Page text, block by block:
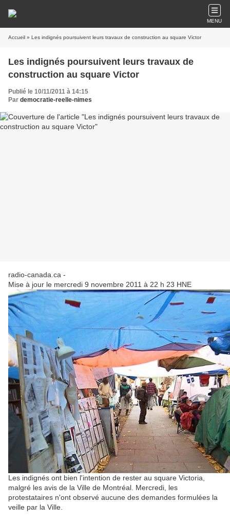
MENU
Accueil » Les indignés poursuivent leurs travaux de construction au square Victor
Les indignés poursuivent leurs travaux de
construction au square Victor
Publié le 10/11/2011 à 14:15
Par democratie-reelle-nimes
radio-canada.ca -
Mise à jour le mercredi 9 novembre 2011 à 22 h 23 HNE
Les indignés ont bien l'intention de rester au square Victoria,
malgré les avis de la Ville de Montréal. Mercredi, les
protestataires n'ont observé aucune des demandes formulées la
veille par la Ville.